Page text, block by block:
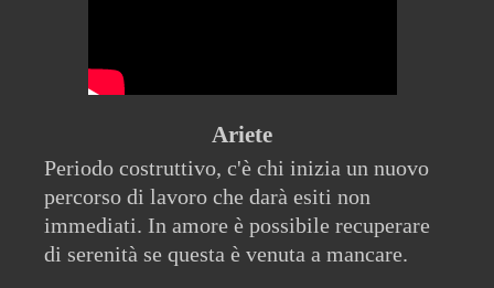
Ariete
Periodo costruttivo, c'è chi inizia un nuovo
percorso di lavoro che darà esiti non
immediati. In amore è possibile recuperare
di serenità se questa è venuta a mancare.